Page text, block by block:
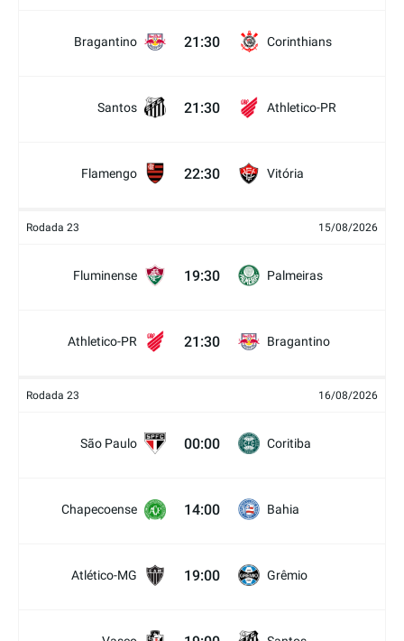
Bragantino 21:30 Corinthians
Santos 21:30 Athletico-PR
Flamengo 22:30 Vitória
Rodada 23 15/08/2026
Fluminense 19:30 Palmeiras
Athletico-PR 21:30 Bragantino
Rodada 23 16/08/2026
São Paulo 00:00 Coritiba
Chapecoense 14:00 Bahia
Atlético-MG 19:00 Grêmio